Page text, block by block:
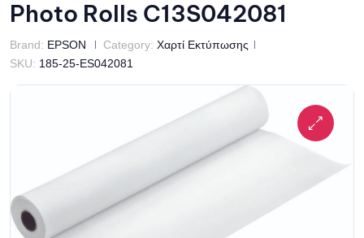
Photo Rolls C13S042081
Brand: EPSON Category: Χαρτί Εκτύπωσης
SKU: 185-25-ES042081